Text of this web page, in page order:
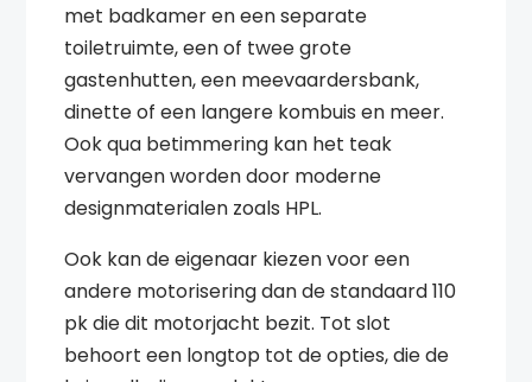
met badkamer en een separate
toiletruimte, een of twee grote
gastenhutten, een meevaardersbank,
dinette of een langere kombuis en meer.
Ook qua betimmering kan het teak
vervangen worden door moderne
designmaterialen zoals HPL.
Ook kan de eigenaar kiezen voor een
andere motorisering dan de standaard 110
pk die dit motorjacht bezit. Tot slot
behoort een longtop tot de opties, die de